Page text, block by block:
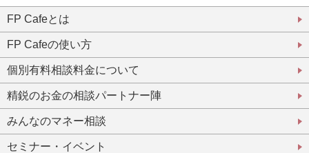
FP Cafeとは
FP Cafeの使い方
個別有料相談料金について
精鋭のお金の相談パートナー陣
みんなのマネー相談
セミナー・イベント